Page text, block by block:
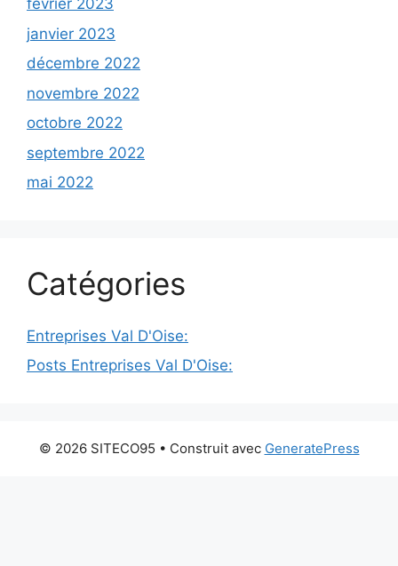
février 2023
janvier 2023
décembre 2022
novembre 2022
octobre 2022
septembre 2022
mai 2022
Catégories
Entreprises Val D'Oise:
Posts Entreprises Val D'Oise:
© 2026 SITECO95 • Construit avec GeneratePress